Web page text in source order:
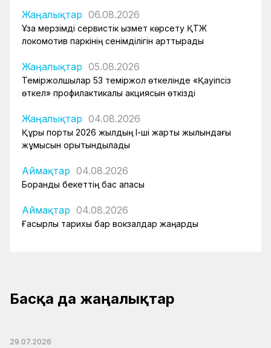
Жаңалықтар 06.08.2026
Ұзақ мерзімді сервистік қызмет көрсету ҚТЖ
локомотив паркінің сенімділігін арттырады
Жаңалықтар 05.08.2026
Теміржолшылар 53 теміржол өткелінде «Қауіпсіз
өткел» профилактикалық акциясын өткізді
Жаңалықтар 04.08.2026
Құрық порты 2026 жылдың І-ші жарты жылындағы
жұмысын қорытындылады
Аймақтар 04.08.2026
Боранды бекеттің бас қақпасы
Аймақтар 04.08.2026
Ғасырлық тарихы бар вокзалдар жаңарды
Басқа да жаңалықтар
29.07.2026